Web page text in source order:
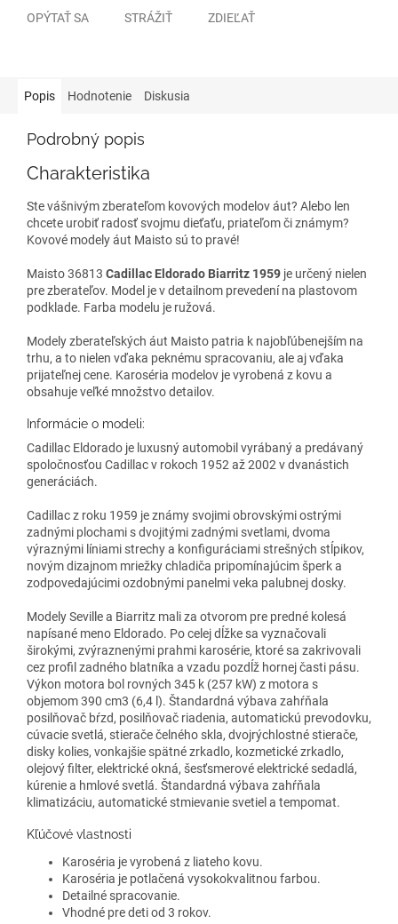
OPÝTAŤ SA STRÁŽIŤ ZDIEĽAŤ
Popis Hodnotenie Diskusia
Podrobný popis
Charakteristika
Ste vášnivým zberateľom kovových modelov áut? Alebo len
chcete urobiť radosť svojmu dieťaťu, priateľom či známym?
Kovové modely áut Maisto sú to pravé!
Maisto 36813 Cadillac Eldorado Biarritz 1959 je určený nielen
pre zberateľov. Model je v detailnom prevedení na plastovom
podklade. Farba modelu je ružová.
Modely zberateľských áut Maisto patria k najobľúbenejším na
trhu, a to nielen vďaka peknému spracovaniu, ale aj vďaka
prijateľnej cene. Karoséria modelov je vyrobená z kovu a
obsahuje veľké množstvo detailov.
Informácie o modeli:
Cadillac Eldorado je luxusný automobil vyrábaný a predávaný
spoločnosťou Cadillac v rokoch 1952 až 2002 v dvanástich
generáciách.
Cadillac z roku 1959 je známy svojimi obrovskými ostrými
zadnými plochami s dvojitými zadnými svetlami, dvoma
výraznými líniami strechy a konfiguráciami strešných stĺpikov,
novým dizajnom mriežky chladiča pripomínajúcim šperk a
zodpovedajúcimi ozdobnými panelmi veka palubnej dosky.
Modely Seville a Biarritz mali za otvorom pre predné kolesá
napísané meno Eldorado. Po celej dĺžke sa vyznačovali
širokými, zvýraznenými prahmi karosérie, ktoré sa zakrivovali
cez profil zadného blatníka a vzadu pozdĺž hornej časti pásu.
Výkon motora bol rovných 345 k (257 kW) z motora s
objemom 390 cm3 (6,4 l). Štandardná výbava zahŕňala
posilňovač bŕzd, posilňovač riadenia, automatickú prevodovku,
cúvacie svetlá, stierače čelného skla, dvojrýchlostné stierače,
disky kolies, vonkajšie spätné zrkadlo, kozmetické zrkadlo,
olejový filter, elektrické okná, šesťsmerové elektrické sedadlá,
kúrenie a hmlové svetlá. Štandardná výbava zahŕňala
klimatizáciu, automatické stmievanie svetiel a tempomat.
Kľúčové vlastnosti
Karoséria je vyrobená z liateho kovu.
Karoséria je potlačená vysokokvalitnou farbou.
Detailné spracovanie.
Vhodné pre deti od 3 rokov.